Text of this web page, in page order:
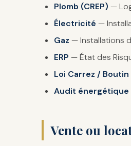
Plomb (CREP) —
Électricité —
Gaz — Installations
ERP — État des
Loi Carrez / Boutin
Audit énergétique
Vente ou